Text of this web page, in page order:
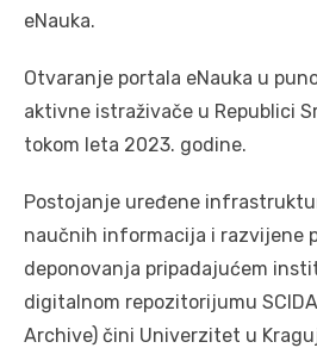
eNauka.
Otvaranje portala eNauka u
aktivne istraživače u Republici
tokom leta 2023. godine.
Postojanje uređene
naučnih informacija i razvijene
deponovanja pripadajućem
digitalnom repozitorijumu
Archive) čini Univerzitet u